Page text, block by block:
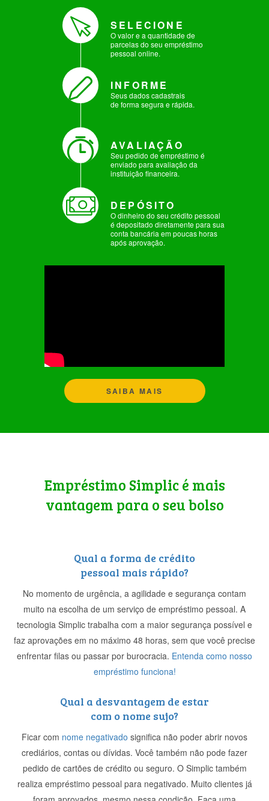
SELECIONE
O valor e a quantidade de
parcelas do seu empréstimo
pessoal online.
INFORME
Seus dados cadastrais
de forma segura e rápida.
AVALIAÇÃO
Seu pedido de empréstimo é
enviado para avaliação da
instituição financeira.
DEPÓSITO
O dinheiro do seu crédito pessoal
é depositado diretamente para sua
conta bancária em poucas horas
após aprovação.
SAIBA MAIS
Empréstimo Simplic é mais
vantagem para o seu bolso
Qual a forma de crédito
pessoal mais rápido?
No momento de urgência, a agilidade e segurança contam
muito na escolha de um serviço de empréstimo pessoal. A
tecnologia Simplic trabalha com a maior segurança possível e
faz aprovações em no máximo 48 horas, sem que você precise
enfrentar filas ou passar por burocracia. Entenda como nosso
empréstimo funciona!
Qual a desvantagem de estar
com o nome sujo?
Ficar com nome negativado significa não poder abrir novos
crediários, contas ou dívidas. Você também não pode fazer
pedido de cartões de crédito ou seguro. O Simplic também
realiza empréstimo pessoal para negativado. Muito clientes já